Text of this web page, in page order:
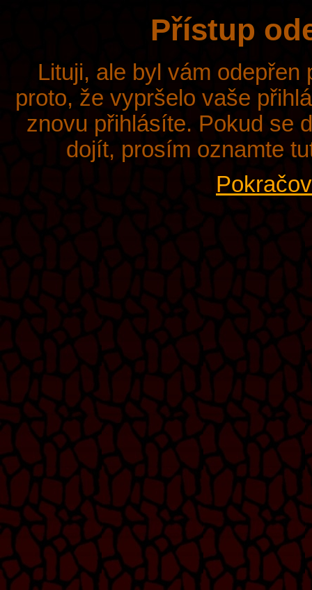
Přístup
Lituji, ale byl vám
proto, že vypršelo vaše
znovu přihlásíte. Pokud se
dojít, prosím oznamte